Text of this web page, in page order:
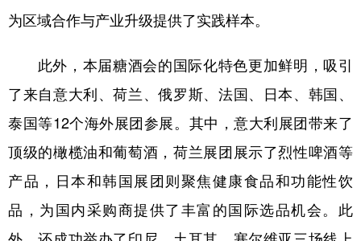
为区域合作与产业升级提供了实践样本。
此外，本届糖酒会的国际化特色更加鲜明，吸引
了来自意大利、荷兰、俄罗斯、法国、日本、韩国、
泰国等12个海外展团参展。其中，意大利展团带来了
顶级的橄榄油和葡萄酒，荷兰展团展示了烈性啤酒等
产品，日本和韩国展团则聚焦健康食品和功能性饮
品，为国内采购商提供了丰富的国际选品机会。此